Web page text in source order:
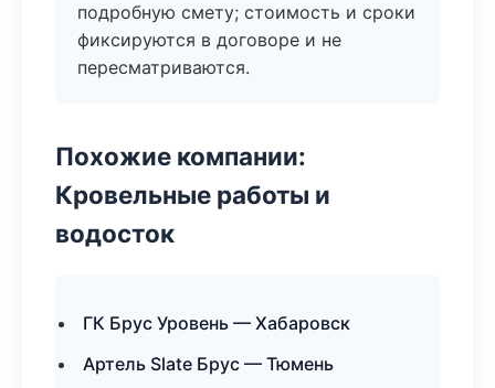
подробную смету; стоимость и сроки
фиксируются в договоре и не
пересматриваются.
Похожие компании:
Кровельные работы и
водосток
ГК Брус Уровень — Хабаровск
Артель Slate Брус — Тюмень